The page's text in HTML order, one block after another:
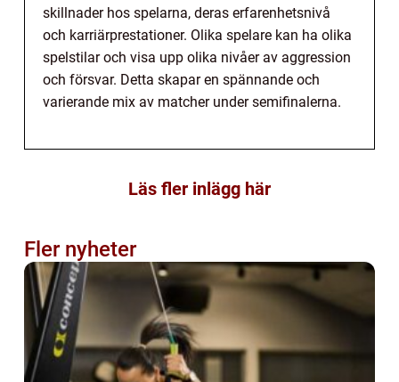
skillnader hos spelarna, deras erfarenhetsnivå
och karriärprestationer. Olika spelare kan ha olika
spelstilar och visa upp olika nivåer av aggression
och försvar. Detta skapar en spännande och
varierande mix av matcher under semifinalerna.
Läs fler inlägg här
Fler nyheter